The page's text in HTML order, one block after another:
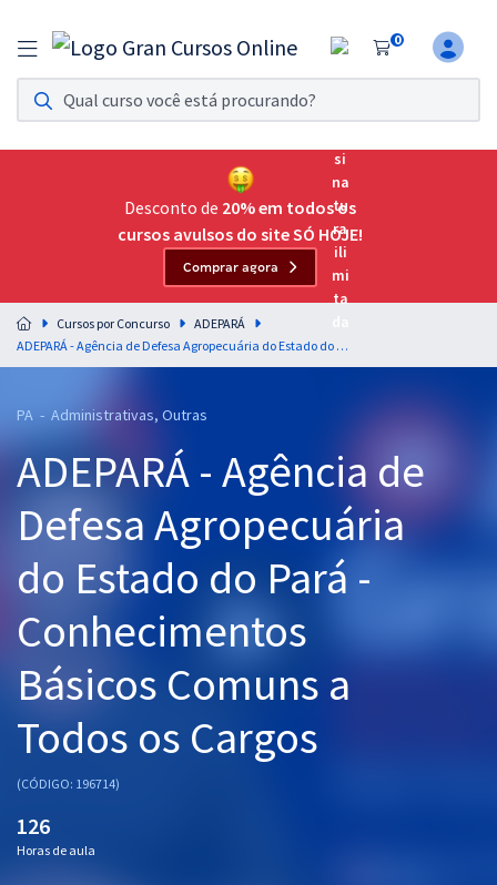
0
Assinatura Ilimitada 11
Acesso a todos os cursos. Teste grátis por 7 dias!
Assinatura OAB Até Passar
Acesso ilimitado a toda preparação para o Exame da
Residências Multiprofissionais
Preparação completa e intensiva para as principais
residências em saúde do Brasil
Cursos 20% OFF
Pós
Graduação
OAB
Mentorias
Questões grátis
Aprovados
Desconto de 20% em todos os
cursos avulsos do site SÓ HOJE!
Comprar agora
Cursos por Concurso
ADEPARÁ
ADEPARÁ - Agência de Defesa Agropecuária do Estado do Pará - Conhecimentos Básicos Comuns a Todos os Cargos
PA - Administrativas, Outras
ADEPARÁ - Agência de
Defesa Agropecuária
do Estado do Pará -
Conhecimentos
Básicos Comuns a
Todos os Cargos
(CÓDIGO: 196714)
126
Horas de aula